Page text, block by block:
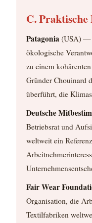
C. Praktische
Patagonia (USA) —
ökologische
zu einem
Gründer Chouinard
überführt, die
Deutsche
Betriebsrat und
weltweit ein
Fair Wear
Organisation, die
Textilfabriken